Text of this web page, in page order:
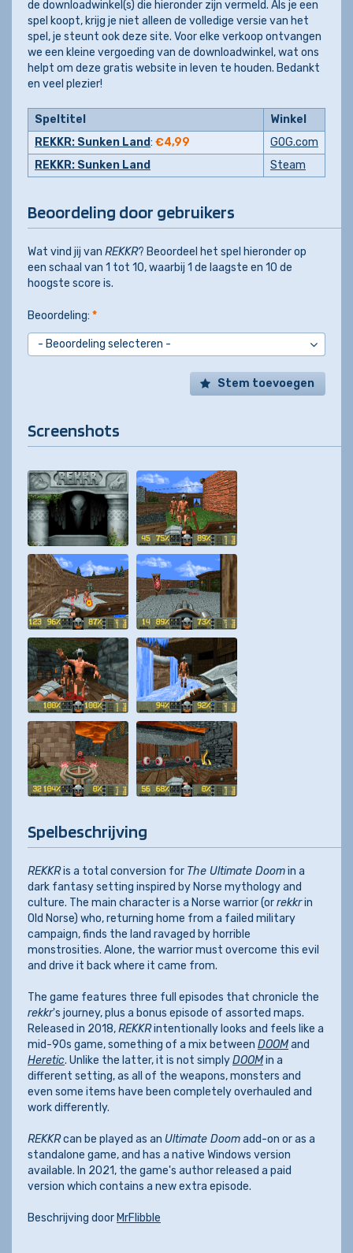
de downloadwinkel(s) die hieronder zijn vermeld. Als je een
spel koopt, krijg je niet alleen de volledige versie van het
spel, je steunt ook deze site. Voor elke verkoop ontvangen
we een kleine vergoeding van de downloadwinkel, wat ons
helpt om deze gratis website in leven te houden. Bedankt
en veel plezier!
Speltitel
Winkel
REKKR: Sunken Land: €4,99
GOG.com
REKKR: Sunken Land
Steam
Beoordeling door gebruikers
Wat vind jij van REKKR? Beoordeel het spel hieronder op
een schaal van 1 tot 10, waarbij 1 de laagste en 10 de
hoogste score is.
Beoordeling: *
Stem toevoegen
Screenshots
Spelbeschrijving
REKKRis a total conversion for The Ultimate Doomin a
dark fantasy setting inspired by Norse mythology and
culture. The main character is a Norse warrior (orrekkrin
Old Norse) who, returning home from a failed military
campaign, finds the land ravaged by horrible
monstrosities. Alone, the warrior must overcome this evil
and drive it back where it came from.
The game features three full episodes that chronicle the
rekkr's journey, plus a bonus episode of assorted maps.
Released in 2018,REKKRintentionally looks and feels like a
mid-90s game, something of a mix between DOOMand
Heretic. Unlike the latter, it is not simplyDOOMin a
different setting, as all of the weapons, monsters and
even some items have been completely overhauled and
work differently.
REKKRcan be played as an Ultimate Doomadd-on or as a
standalone game, and has a native Windows version
available. In 2021, the game's author released a paid
version which contains a new extra episode.
Beschrijving door MrFlibble